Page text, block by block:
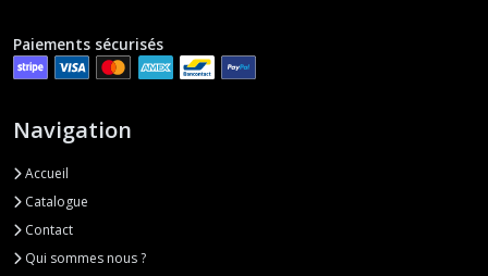
Paiements sécurisés
Navigation
Accueil
Catalogue
Contact
Qui sommes nous ?